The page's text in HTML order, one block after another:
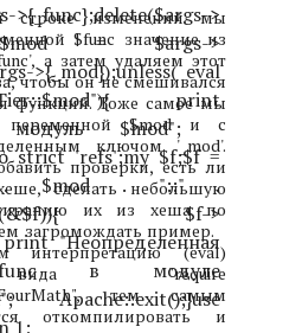
delete($args->
= $args->
>{_mod});unless( eval
{print
модуль $mod";
strict 'refs';my $f;$f =
. $mod . "::" .
{$f->
"Неопределенная
в модуле
Apache::exit();}use
1;
изменений мы
$func значение из
а затем удаляем этот
чтобы он не смешивался
функций. Тоже самое мы
$mod и с
ключом '_mod'.
проверки, есть ли
сделать небольшую
их из хеша по
загромождать пример.
интерпретацию (eval)
"require
тем самым
откомпилировать и